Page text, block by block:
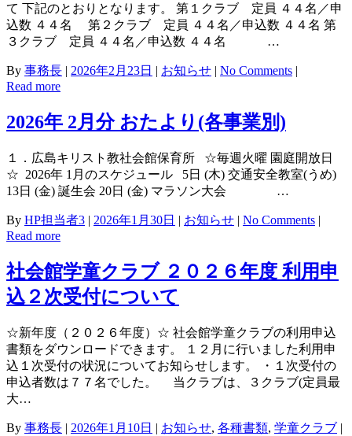
て 下記のとおりとなります。 第１クラブ 定員 ４４名／申
込数 ４４名 第２クラブ 定員 ４４名／申込数 ４４名 第
３クラブ 定員 ４４名／申込数 ４４名 …
By 事務長 2026年2月23日 お知らせ No Comments
Read more
2026年 2月分 おたより(各事業別)
１．広島キリスト教社会館保育所 ☆毎週火曜 園庭開放日
☆ 2026年 1月のスケジュール 5日 (木) 交通安全教室(うめ)
13日 (金) 誕生会 20日 (金) マラソン大会 …
By HP担当者3 | 2026年1月30日 | お知らせ | No Comments |
Read more
社会館学童クラブ ２０２６年度 利用申
込２次受付について
☆新年度（２０２６年度）☆ 社会館学童クラブの利用申込
書類をダウンロードできます。 １２月に行いました利用申
込１次受付の状況についてお知らせします。 ・１次受付の
申込者数は７７名でした。 当クラブは、３クラブ(定員最
大…
By 事務長 | 2026年1月10日 | お知らせ, 各種書類, 学童クラブ |